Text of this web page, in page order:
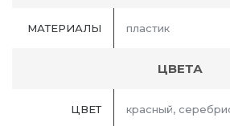
МАТЕРИАЛЫ пластик
ЦВЕТА
ЦВЕТ красный,